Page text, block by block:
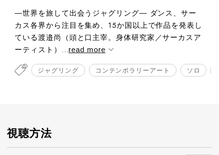
―世界を旅して出会うジャグリング― ダンス、サー
カス各界から注目を集め、15か国以上で作品を発表し
ている渡邉尚（頭と口主宰。身体研究家／サーカスア
ーティスト）...read more
ジャグリング コンテンポラリーアート ソロ
視聴方法